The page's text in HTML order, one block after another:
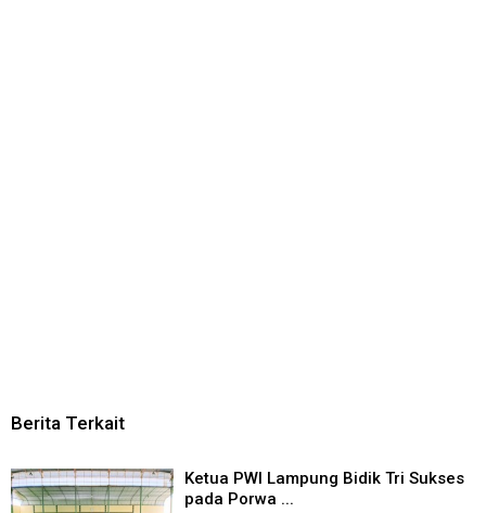
Berita Terkait
Ketua PWI Lampung Bidik Tri Sukses
pada Porwa ...